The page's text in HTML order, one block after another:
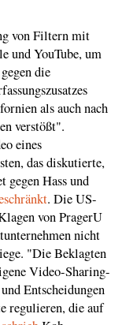
von Filtern mit
und YouTube, um
die
als auch nach
verstößt".
eines
das diskutierte,
gegen Hass und
. Die US-
von PragerU
nicht
"Die Beklagten
Video-Sharing-
Entscheidungen
regulieren, die auf